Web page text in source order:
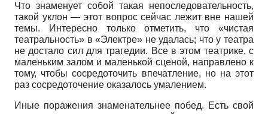
Что знаменует собой такая непоследовательность,
такой уклон — этот вопрос сейчас лежит вне нашей
темы. Интересно только отметить, что «чистая
театральность» в «Электре» не удалась; что у театра
не достало сил для трагедии. Все в этом театрике, с
маленьким залом и маленькой сценой, направлено к
тому, чтобы сосредоточить впечатление, но на этот
раз сосредоточение оказалось умалением.
Иные поражения знаменательнее побед. Есть свой